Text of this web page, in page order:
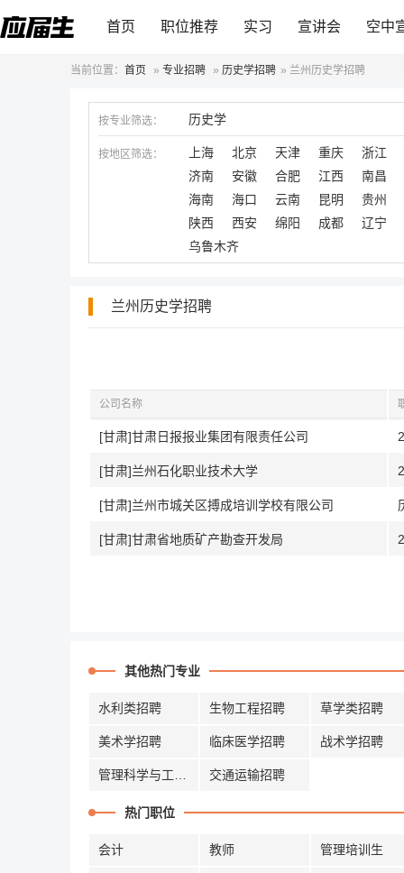
首页 职位推荐 实习 宣讲会 空中
当前位置： 首页 » 专业招聘 » 历史学招聘 » 兰州历史学招聘
按专业筛选： 历史学
按地区筛选： 上海 北京 天津 重庆
浙江
济南
安徽 合肥 江西
南昌
海南
海口 云南 昆明
贵州
陕西
西安 绵阳 成都
辽宁
乌鲁木齐
兰州历史学招聘
公司名称
[甘肃]甘肃日报报业集团有限责任公司
[甘肃]兰州石化职业技术大学
[甘肃]兰州市城关区搏成培训学校有限公司
[甘肃]甘肃省地质矿产勘查开发局
其他热门专业
水利类招聘 生物工程招聘 草学类招聘
美术学招聘 临床医学招聘 战术学招聘
交通运输招聘
热门职位
会计 教师 管理培训生